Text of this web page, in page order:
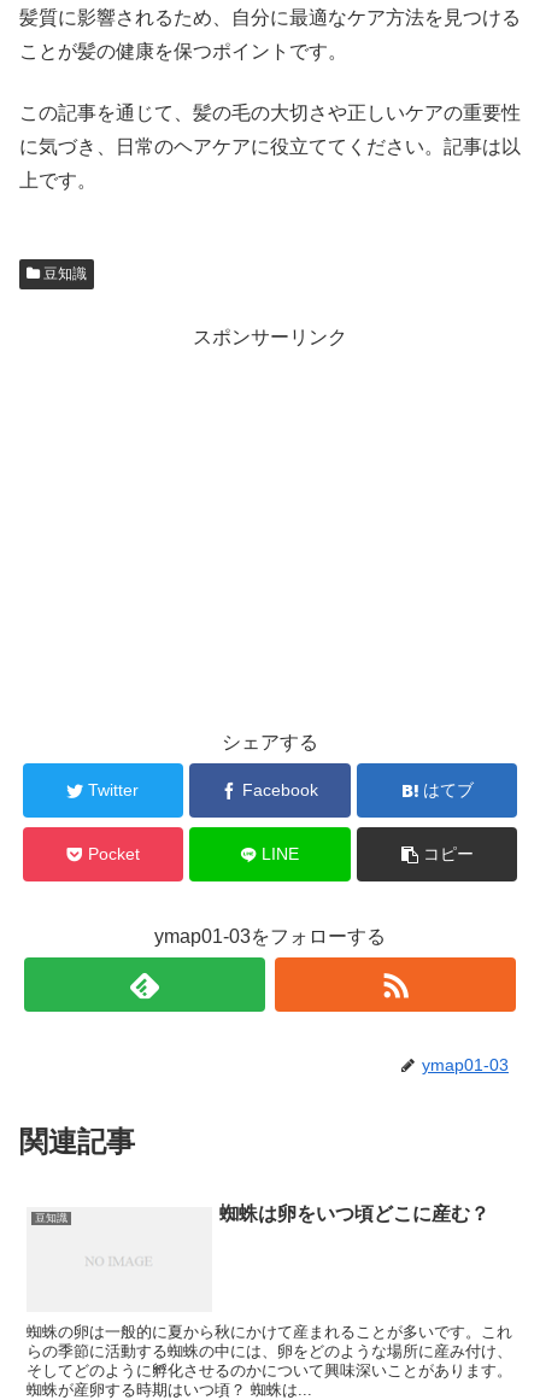
髪質に影響されるため、自分に最適なケア方法を見つける
ことが髪の健康を保つポイントです。
この記事を通じて、髪の毛の大切さや正しいケアの重要性
に気づき、日常のヘアケアに役立ててください。記事は以
上です。
豆知識
スポンサーリンク
シェアする
Twitter Facebook はてブ
Pocket LINE コピー
ymap01-03をフォローする
ymap01-03
関連記事
豆知識 蜘蛛は卵をいつ頃どこに産む？
蜘蛛の卵は一般的に夏から秋にかけて産まれることが多いです。これ
らの季節に活動する蜘蛛の中には、卵をどのような場所に産み付け、
そしてどのように孵化させるのかについて興味深いことがあります。
蜘蛛が産卵する時期はいつ頃？ 蜘蛛は...